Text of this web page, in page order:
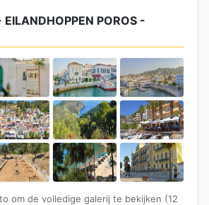
POROS -
om de volledige galerij te bekijken (12